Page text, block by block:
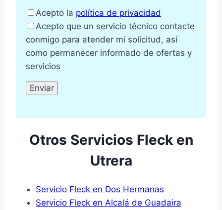
Acepto la política de privacidad
Acepto que un servicio técnico contacte
conmigo para atender mi solicitud, así
como permanecer informado de ofertas y
servicios
Otros Servicios Fleck en
Utrera
Servicio Fleck en Dos Hermanas
Servicio Fleck en Alcalá de Guadaira